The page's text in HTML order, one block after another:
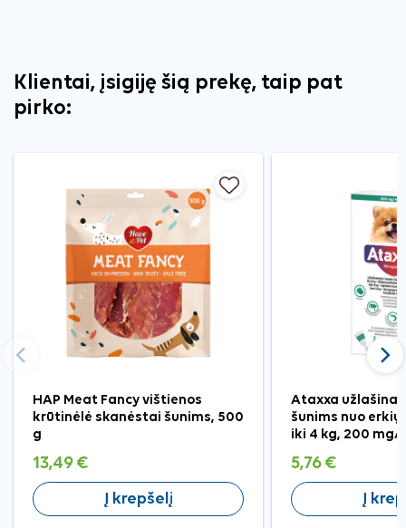
Klientai, įsigiję šią prekę, taip pat
pirko:
HAP Meat Fancy vištienos
krūtinėlė skanėstai šunims, 500
g
13,49 €
Į krepšelį
Ataxxa
šunims nuo
iki 4 kg, 200 mg/
5,76 €
Į
Ankstesnis